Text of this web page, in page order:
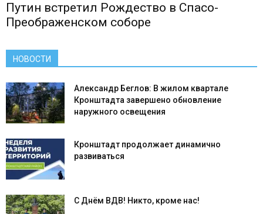
Путин встретил Рождество в Спасо-
Преображенском соборе
НОВОСТИ
Александр Беглов: В жилом квартале
Кронштадта завершено обновление
наружного освещения
Кронштадт продолжает динамично
развиваться
С Днём ВДВ! Никто, кроме нас!